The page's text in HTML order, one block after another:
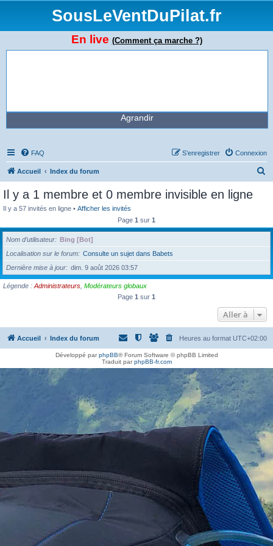
SousLeVentDuPilat.fr
En live (Comment ça marche ?)
Agrandir
FAQ Connexion
S’enregistrer
Accueil Index du forum
e
h
Il y a 1 membre et 0 membre invisible en ligne
Il y a 57 invités en ligne • Afficher les invités
Page 1 sur 1
Nom d’utilisateur
Bing [Bot]
Localisation sur le forum
Consulte un sujet dans Babets
Dernière mise à jour
dim. 9 août 2026 03:57
Légende : Administrateurs Modérateurs globaux
Page 1 sur 1
Aller à
Accueil Index du forum Heures au format UTC+02:00
Développé parphpBB® Forum Software © phpBB Limited
Traduit parphpBB-fr.com